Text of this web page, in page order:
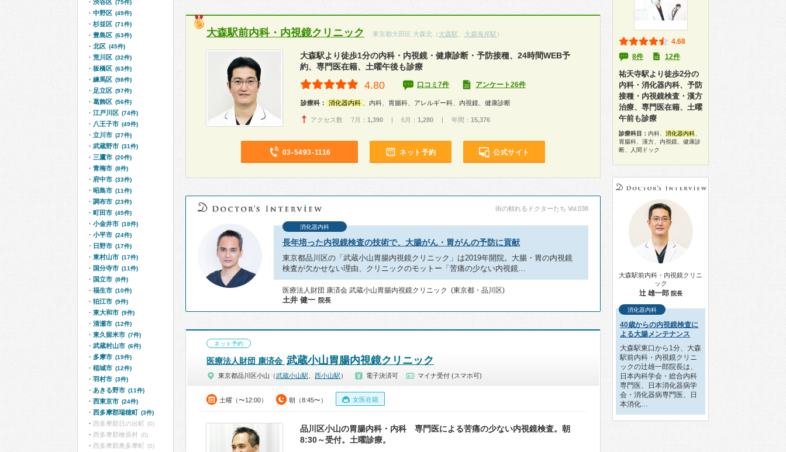
大森駅前内科・内視鏡クリニック 東京都大田区 大森北（ 大森駅 大森海岸駅 ）
大森駅より徒歩1分の内科・内視鏡・健康診断・予防接種、24時間WEB予
約、専門医在籍、土曜午後も診療
4.80 口コミ7件 アンケート26件
診療科： 消化器内科 、内科、胃腸科、アレルギー科、内視鏡、健康診断
アクセス数 7月： 1,390 | 6月： 1,280 | 年間： 15,376
03-5493-1116 ネット予約 公式サイト
街の頼れるドクターたち Vol.038
消化器内科
長年培った内視鏡検査の技術で、大腸がん・胃がんの予防に貢献
東京都品川区の「武蔵小山胃腸内視鏡クリニック」は2019年開院。大腸・胃の内視鏡
検査が欠かせない理由、クリニックのモットー「苦痛の少ない内視鏡…
医療法人財団 康済会 武蔵小山胃腸内視鏡クリニック (東京都・品川区)
土井 健一 院長
ネット予約
医療法人財団 康済会 武蔵小山胃腸内視鏡クリニック
東京都品川区小山（武蔵小山駅 西小山駅 ） 電子決済可 マイナ受付 (スマホ可)
土曜（〜12:00） 朝（8:45〜） 女医在籍
品川区小山の胃腸内科・内科 専門医による苦痛の少ない内視鏡検査。朝
8:30～受付。土曜診療。
渋谷区 (75件)
中野区 (49件)
杉並区 (71件)
豊島区 (63件)
北区 (45件)
荒川区 (32件)
板橋区 (63件)
練馬区 (98件)
足立区 (97件)
葛飾区 (56件)
江戸川区 (74件)
八王子市 (49件)
立川市 (27件)
武蔵野市 (31件)
三鷹市 (20件)
青梅市 (8件)
府中市 (33件)
昭島市 (11件)
調布市 (23件)
町田市 (45件)
小金井市 (18件)
小平市 (24件)
日野市 (17件)
東村山市 (17件)
国分寺市 (11件)
国立市 (8件)
福生市 (10件)
狛江市 (9件)
東大和市 (9件)
清瀬市 (12件)
東久留米市 (7件)
武蔵村山市 (6件)
多摩市 (19件)
稲城市 (12件)
羽村市 (3件)
あきる野市 (11件)
西東京市 (24件)
西多摩郡瑞穂町 (3件)
西多摩郡日の出町 (0)
西多摩郡檜原村 (0)
西多摩郡奥多摩町 (0)
4.68
8件
12件
祐天寺駅より徒歩2分の
内科・消化器内科、予防
接種・内視鏡検査・漢方
治療、専門医在籍、土曜
午前も診療
診療科目： 内科、 消化器内科
胃腸科、漢方、内視鏡、健康診
断、人間ドック
大森駅前内科・内視鏡クリニ
ック
辻 雄一郎 院長
消化器内科
40歳からの内視鏡検査に
よる大腸メンテナンス
大森駅東口から1分、大森
駅前内科・内視鏡クリニ
ックの辻雄一郎院長は、
日本内科学会・総合内科
専門医、日本消化器病学
会・消化器病専門医、日
本消化…